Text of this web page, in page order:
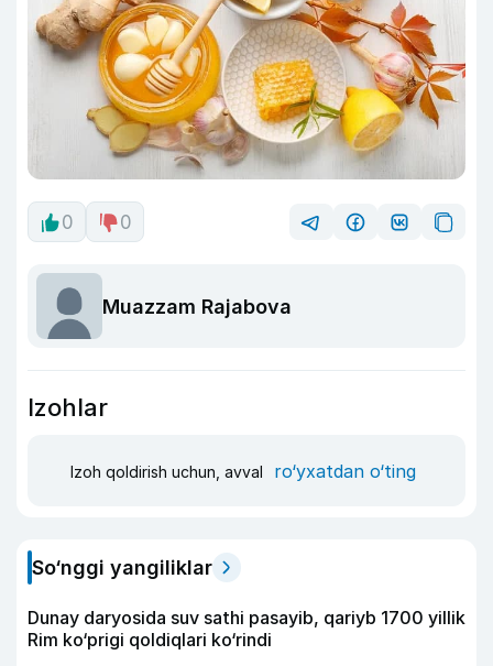
0 0
Muazzam Rajabova
Izohlar
Izoh qoldirish uchun, avval ro‘yxatdan o‘ting
So‘nggi yangiliklar
Dunay daryosida suv sathi pasayib, qariyb 1700 yillik
Rim ko‘prigi qoldiqlari ko‘rindi